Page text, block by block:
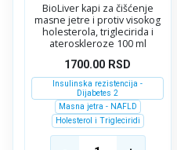
BioLiver kapi za čišćenje
masne jetre i protiv visokog
holesterola, triglecirida i
ateroskleroze 100 ml
1700.00 RSD
Insulinska rezistencija -
Dijabetes 2
Masna jetra - NAFLD
Holesterol i Trigleciridi